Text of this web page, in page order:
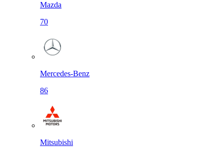
Mazda
70
Mercedes-Benz
86
Mitsubishi